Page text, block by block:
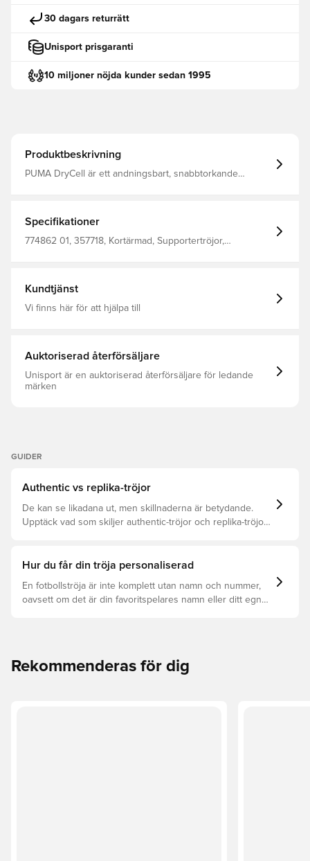
30 dagars returrätt
Unisport prisgaranti
10 miljoner nöjda kunder sedan 1995
Produktbeskrivning
PUMA DryCell är ett andningsbart, snabbtorkande
100% polyester.
Specifikationer
774862 01, 357718, Kortärmad, Supportertröjor,
Kundtjänst
Vi finns här för att hjälpa till
Auktoriserad återförsäljare
Unisport är en auktoriserad återförsäljare för ledande
märken
GUIDER
Authentic vs replika-tröjor
De kan se likadana ut, men skillnaderna är betydande.
Upptäck vad som skiljer authentic-tröjor och replika-tröjor
Hur du får din tröja personaliserad
En fotbollströja är inte komplett utan namn och nummer,
oavsett om det är din favoritspelares namn eller ditt egna.
Rekommenderas för dig